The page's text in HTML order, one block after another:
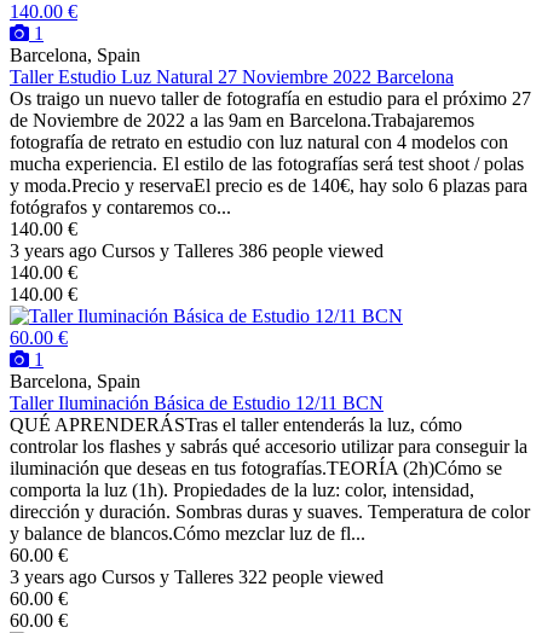
140.00 €
1
Barcelona, Spain
Taller Estudio Luz Natural 27 Noviembre 2022 Barcelona
Os traigo un nuevo taller de fotografía en estudio para el próximo 27
de Noviembre de 2022 a las 9am en Barcelona.Trabajaremos
fotografía de retrato en estudio con luz natural con 4 modelos con
mucha experiencia. El estilo de las fotografías será test shoot / polas
y moda.Precio y reservaEl precio es de 140€, hay solo 6 plazas para
fotógrafos y contaremos co...
140.00 €
3 years ago Cursos y Talleres 386 people viewed
140.00 €
140.00 €
60.00 €
1
Barcelona, Spain
Taller Iluminación Básica de Estudio 12/11 BCN
QUÉ APRENDERÁSTras el taller entenderás la luz, cómo
controlar los flashes y sabrás qué accesorio utilizar para conseguir la
iluminación que deseas en tus fotografías.TEORÍA (2h)Cómo se
comporta la luz (1h). Propiedades de la luz: color, intensidad,
dirección y duración. Sombras duras y suaves. Temperatura de color
y balance de blancos.Cómo mezclar luz de fl...
60.00 €
3 years ago Cursos y Talleres 322 people viewed
60.00 €
60.00 €